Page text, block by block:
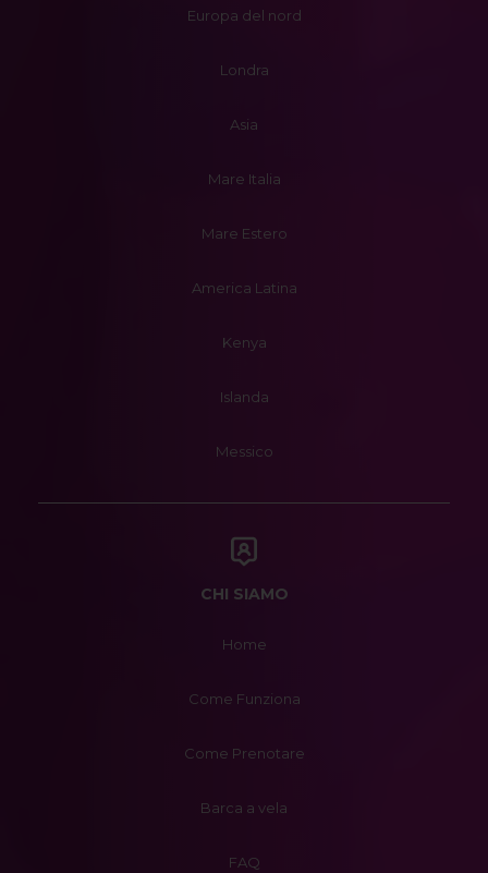
Europa del nord
Londra
Asia
Mare Italia
Mare Estero
America Latina
Kenya
Islanda
Messico
CHI SIAMO
Home
Come Funziona
Come Prenotare
Barca a vela
FAQ